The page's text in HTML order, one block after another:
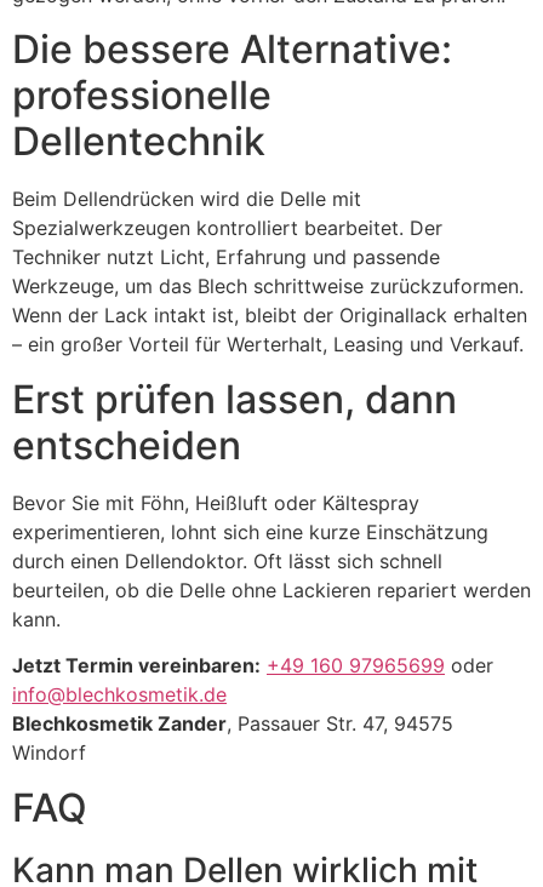
Die bessere Alternative:
professionelle
Dellentechnik
Beim Dellendrücken wird die Delle mit
Spezialwerkzeugen kontrolliert bearbeitet. Der
Techniker nutzt Licht, Erfahrung und passende
Werkzeuge, um das Blech schrittweise zurückzuformen.
Wenn der Lack intakt ist, bleibt der Originallack erhalten
– ein großer Vorteil für Werterhalt, Leasing und Verkauf.
Erst prüfen lassen, dann
entscheiden
Bevor Sie mit Föhn, Heißluft oder Kältespray
experimentieren, lohnt sich eine kurze Einschätzung
durch einen Dellendoktor. Oft lässt sich schnell
beurteilen, ob die Delle ohne Lackieren repariert werden
kann.
Jetzt Termin vereinbaren: +49 160 97965699 oder
info@blechkosmetik.de
Blechkosmetik Zander, Passauer Str. 47, 94575
Windorf
FAQ
Kann man Dellen wirklich mit